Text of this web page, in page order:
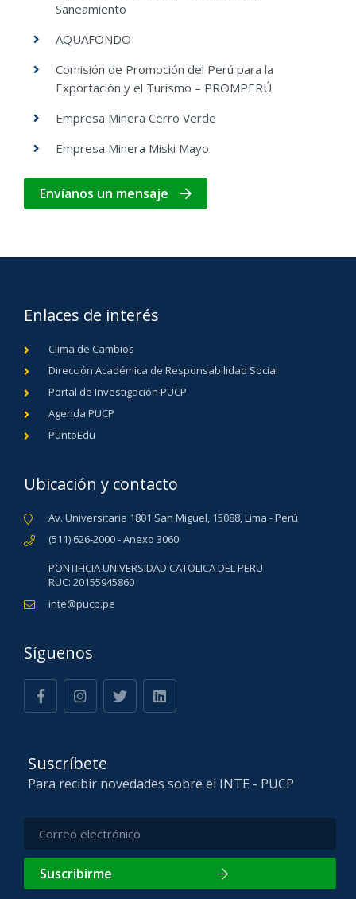
Saneamiento
AQUAFONDO
Comisión de Promoción del Perú para la
Exportación y el Turismo – PROMPERÚ
Empresa Minera Cerro Verde
Empresa Minera Miski Mayo
Envíanos un mensaje
Enlaces de interés
Clima de Cambios
Dirección Académica de Responsabilidad Social
Portal de Investigación PUCP
Agenda PUCP
PuntoEdu
Ubicación y contacto
Av. Universitaria 1801 San Miguel, 15088, Lima - Perú
(511) 626-2000 - Anexo 3060
PONTIFICIA UNIVERSIDAD CATOLICA DEL PERU
RUC: 20155945860
inte@pucp.pe
Síguenos
Suscríbete
Para recibir novedades sobre el INTE - PUCP
Suscribirme